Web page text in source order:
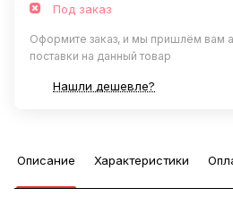
Под заказ
Оформите заказ, и мы пришлём вам
поставки на данный товар
Нашли дешевле?
Описание Характеристики